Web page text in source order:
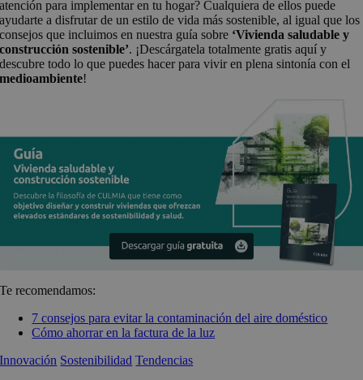
atención para implementar en tu hogar? Cualquiera de ellos puede
ayudarte a disfrutar de un estilo de vida más sostenible, al igual que los
consejos que incluimos en nuestra guía sobre ‘Vivienda saludable y
construcción sostenible’. ¡Descárgatela totalmente gratis aquí y
descubre todo lo que puedes hacer para vivir en plena sintonía con el
medioambiente!
Te recomendamos:
7 consejos para evitar la contaminación del aire doméstico
Cómo ahorrar en la factura de la luz
Innovación Sostenibilidad Tendencias